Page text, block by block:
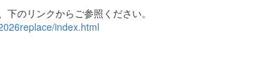
のリンクからご参照ください。
index.html